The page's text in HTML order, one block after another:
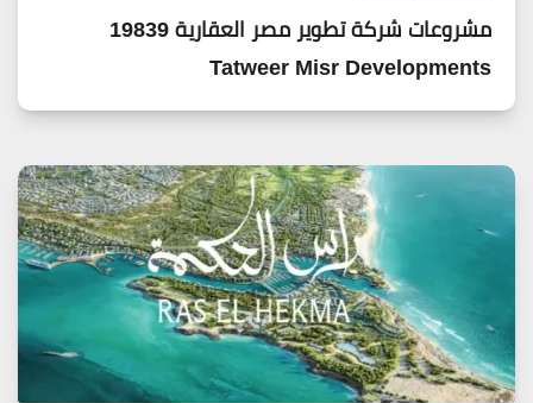
مشروعات شركة تطوير مصر العقارية 19839
Tatweer Misr Developments